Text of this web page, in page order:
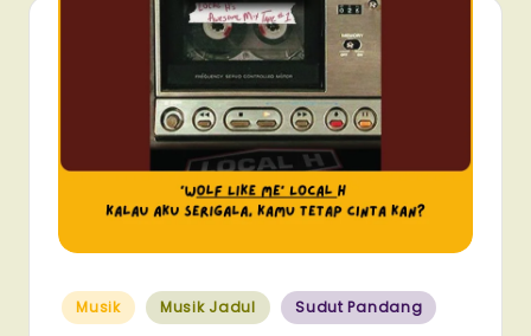
Posted
in
Musik Musik Jadul Sudut Pandang